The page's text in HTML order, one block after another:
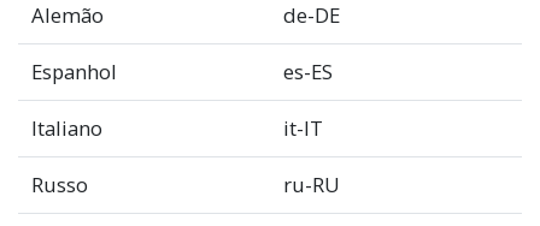
Alemão de-DE
Espanhol es-ES
Italiano it-IT
Russo ru-RU